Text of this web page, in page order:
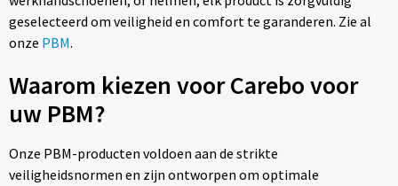
geselecteerd om veiligheid en comfort te garanderen. Zie al
onze PBM.
Waarom kiezen voor Carebo voor
uw PBM?
Onze PBM-producten voldoen aan de strikte
veiligheidsnormen en zijn ontworpen om optimale